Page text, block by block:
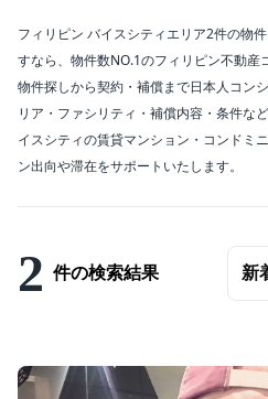
ダパオ
セブシティ
カラバルソン
エリア
バイスシティ(2)
エリアの変更
賃料
ベッドルーム数
フィリピン バイスシティエリア2件の物
すなら、物件数NO.1のフィリピン不動
物件探しから契約・補償まで日本人コン
リア・ファシリティ・補償内容・条件な
イスシティの賃貸マンション・コンドミ
ン出向や滞在をサポートいたします。
2 件の検索結果